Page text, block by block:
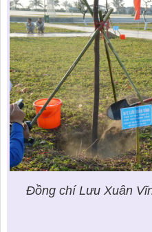
Đồng chí Lưu Xuân